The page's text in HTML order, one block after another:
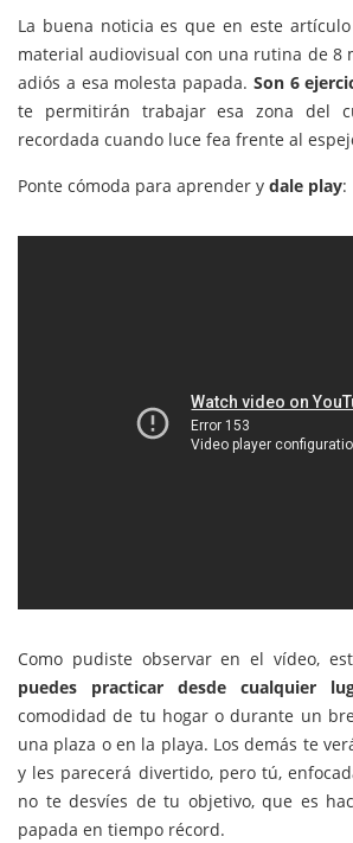
La buena noticia es que en este
material audiovisual con una rutina de 8
adiós a esa molesta papada. Son 6
te permitirán trabajar esa zona del
recordada cuando luce fea frente al
Ponte cómoda para aprender y dale play:
Como pudiste observar en el vídeo,
puedes practicar desde cualquier
comodidad de tu hogar o durante un
una plaza o en la playa. Los demás te
y les parecerá divertido, pero tú,
no te desvíes de tu objetivo, que es
papada en tiempo récord.